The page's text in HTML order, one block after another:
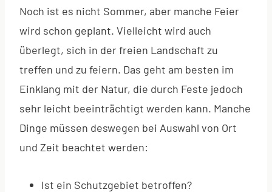
Noch ist es nicht Sommer, aber manche Feier
wird schon geplant. Vielleicht wird auch
überlegt, sich in der freien Landschaft zu
treffen und zu feiern. Das geht am besten im
Einklang mit der Natur, die durch Feste jedoch
sehr leicht beeinträchtigt werden kann. Manche
Dinge müssen deswegen bei Auswahl von Ort
und Zeit beachtet werden:
Ist ein Schutzgebiet betroffen?